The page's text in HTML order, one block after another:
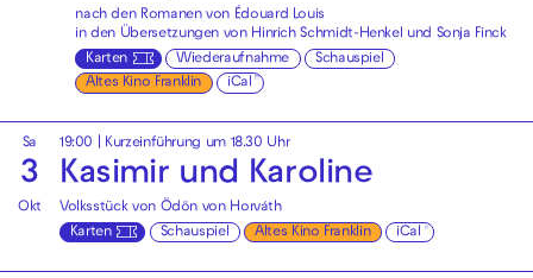
nach den Romanen von Édouard Louis
in den Übersetzungen von Hinrich Schmidt-Henkel und Sonja Finck
Karten
Wiederaufnahme
Schauspiel
Altes Kino Franklin
iCal
Sa
3
Okt
19:00 | Kurzeinführung um 18.30 Uhr
Kasimir und Karoline
Volksstück von Ödön von Horváth
Karten
Schauspiel Altes Kino Franklin iCal